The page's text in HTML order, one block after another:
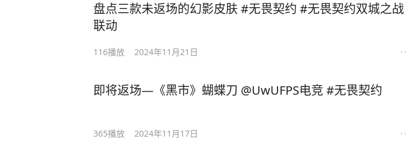
盘点三款未返场的幻影皮肤 #无畏契约 #无畏契约双城之战
联动
116播放 2024年11月21日
即将返场—《黑市》蝴蝶刀 @UwUFPS电竞 #无畏契约
365播放 2024年11月17日